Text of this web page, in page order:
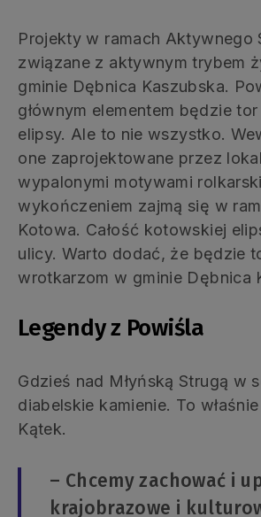
Projekty w ramach Aktywnego
związane z aktywnym trybem
gminie Dębnica Kaszubska.
głównym elementem będzie
elipsy. Ale to nie wszystko.
one zaprojektowane przez
wypalonymi motywami
wykończeniem zajmą się w
Kotowa. Całość kotowskiej
ulicy. Warto dodać, że będzie
wrotkarzom w gminie Dębnica
Legendy z Powiśla
Gdzieś nad Młyńską Strugą w
diabelskie kamienie. To
Kątek.
– Chcemy zachować i
krajobrazowe i